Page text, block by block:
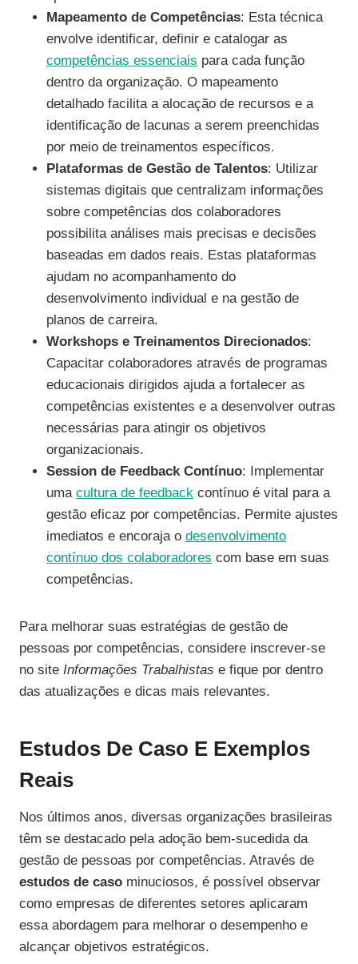
Mapeamento de Competências: Esta técnica
envolve identificar, definir e catalogar as
competências essenciais para cada função
dentro da organização. O mapeamento
detalhado facilita a alocação de recursos e a
identificação de lacunas a serem preenchidas
por meio de treinamentos específicos.
Plataformas de Gestão de Talentos: Utilizar
sistemas digitais que centralizam informações
sobre competências dos colaboradores
possibilita análises mais precisas e decisões
baseadas em dados reais. Estas plataformas
ajudam no acompanhamento do
desenvolvimento individual e na gestão de
planos de carreira.
Workshops e Treinamentos Direcionados:
Capacitar colaboradores através de programas
educacionais dirigidos ajuda a fortalecer as
competências existentes e a desenvolver outras
necessárias para atingir os objetivos
organizacionais.
Session de Feedback Contínuo: Implementar
uma cultura de feedback contínuo é vital para a
gestão eficaz por competências. Permite ajustes
imediatos e encoraja o desenvolvimento
contínuo dos colaboradores com base em suas
competências.
Para melhorar suas estratégias de gestão de
pessoas por competências, considere inscrever-se
no site Informações Trabalhistas e fique por dentro
das atualizações e dicas mais relevantes.
Estudos De Caso E Exemplos
Reais
Nos últimos anos, diversas organizações brasileiras
têm se destacado pela adoção bem-sucedida da
gestão de pessoas por competências. Através de
estudos de caso minuciosos, é possível observar
como empresas de diferentes setores aplicaram
essa abordagem para melhorar o desempenho e
alcançar objetivos estratégicos.